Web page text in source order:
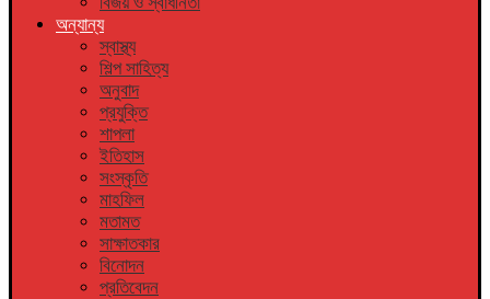
অন্যান্য
স্বাস্থ্য
শিল্প সাহিত্য
অনুবাদ
প্রযুক্তি
শাপলা
ইতিহাস
সংস্কৃতি
মাহফিল
মতামত
সাক্ষাতকার
বিনোদন
প্রতিবেদন